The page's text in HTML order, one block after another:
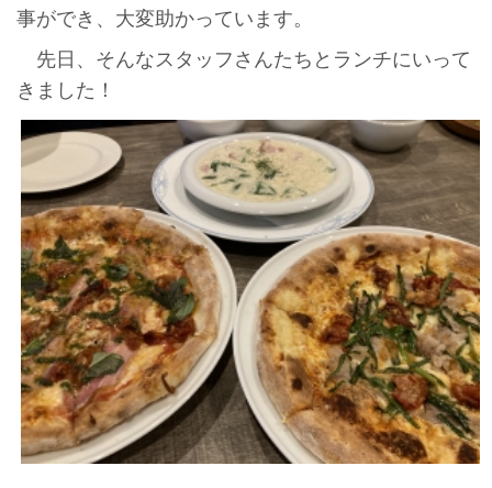
事ができ、大変助かっています。
先日、そんなスタッフさんたちとランチにいって
きました！